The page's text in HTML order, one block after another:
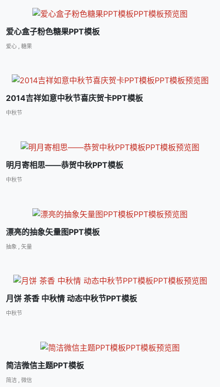
爱心盒子粉色糖果PPT模板
爱心 , 糖果
2014吉祥如意中秋节喜庆贺卡PPT模板
中秋节
明月寄相思――恭贺中秋PPT模板
中秋节
漂亮的抽象矢量图PPT模板
抽象 矢量
月饼 茶香 中秋情 动态中秋节PPT模板
中秋节
简洁微信主题PPT模板
简洁 , 微信